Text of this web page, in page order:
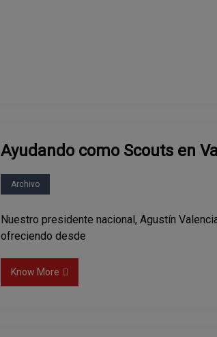
Ayudando como Scouts en
Archivo
Nuestro presidente nacional, Agustín
ofreciendo desde
Know More